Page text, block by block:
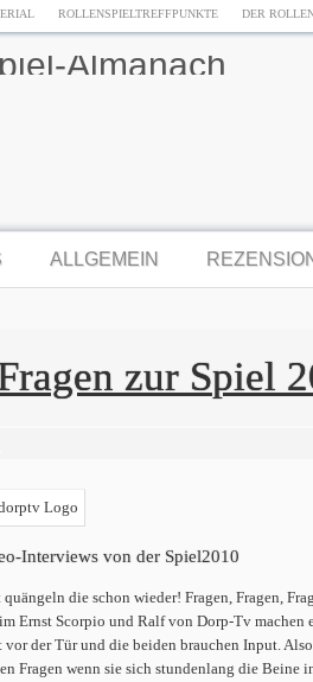
ROLLENSPIELTREFFPUNKTE DER
ALLGEMEIN
zur Spiel
Interviews von der Spiel2010
quängeln die schon wieder! Fragen, Fragen,
Ernst Scorpio und Ralf von Dorp-Tv machen
vor der Tür und die beiden brauchen Input.
Fragen wenn sie sich stundenlang die Beine